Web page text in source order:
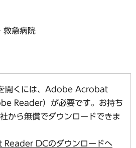
救急病院
開くには、Adobe Acrobat
Reader）が必要です。お持ち
から無償でダウンロードできま
DCのダウンロードへ